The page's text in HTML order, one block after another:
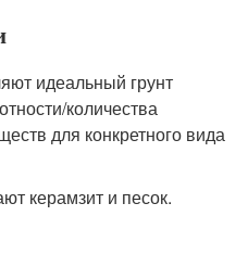
идеальный грунт
количества
для конкретного вида
керамзит и песок.